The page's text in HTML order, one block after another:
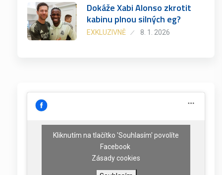
Dokáže Xabi Alonso zkrotit
kabinu plnou silných eg?
EXKLUZIVNĚ 8. 1. 2026
Kliknutím na tlačítko 'Souhlasím' povolíte
Facebook
Zásady cookies